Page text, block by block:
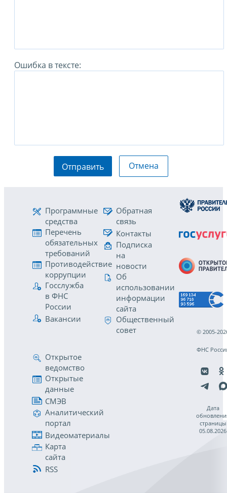
Ошибка в тексте:
Отправить Отмена
Программные
средства
Перечень
обязательных
требований
Противодействие
коррупции
Госслужба
в ФНС
России
Вакансии
Обратная
связь
Контакты
Подписка
на
новости
Об
использовании
информации
сайта
Общественный
совет
Открытое
ведомство
Открытые
данные
СМЭВ
Аналитический
портал
Видеоматериалы
Карта
сайта
RSS
© 2005-
ФНС
Дата
страницы
05.08.2026